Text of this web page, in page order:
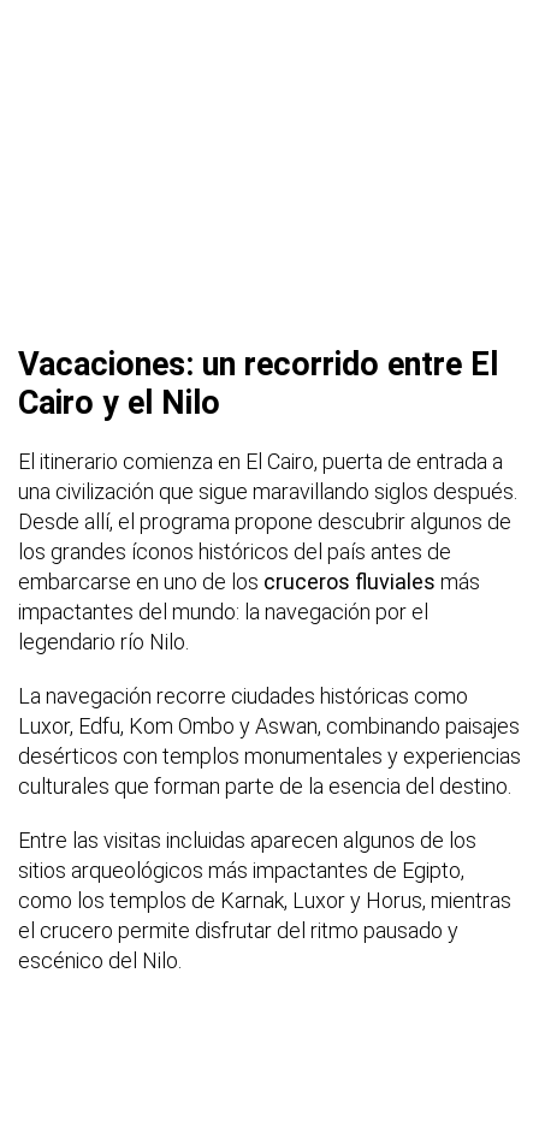
Vacaciones: un recorrido entre El
Cairo y el Nilo
El itinerario comienza en El Cairo, puerta de entrada a
una civilización que sigue maravillando siglos después.
Desde allí, el programa propone descubrir algunos de
los grandes íconos históricos del país antes de
embarcarse en uno de los cruceros fluviales más
impactantes del mundo: la navegación por el
legendario río Nilo.
La navegación recorre ciudades históricas como
Luxor, Edfu, Kom Ombo y Aswan, combinando paisajes
desérticos con templos monumentales y experiencias
culturales que forman parte de la esencia del destino.
Entre las visitas incluidas aparecen algunos de los
sitios arqueológicos más impactantes de Egipto,
como los templos de Karnak, Luxor y Horus, mientras
el crucero permite disfrutar del ritmo pausado y
escénico del Nilo.